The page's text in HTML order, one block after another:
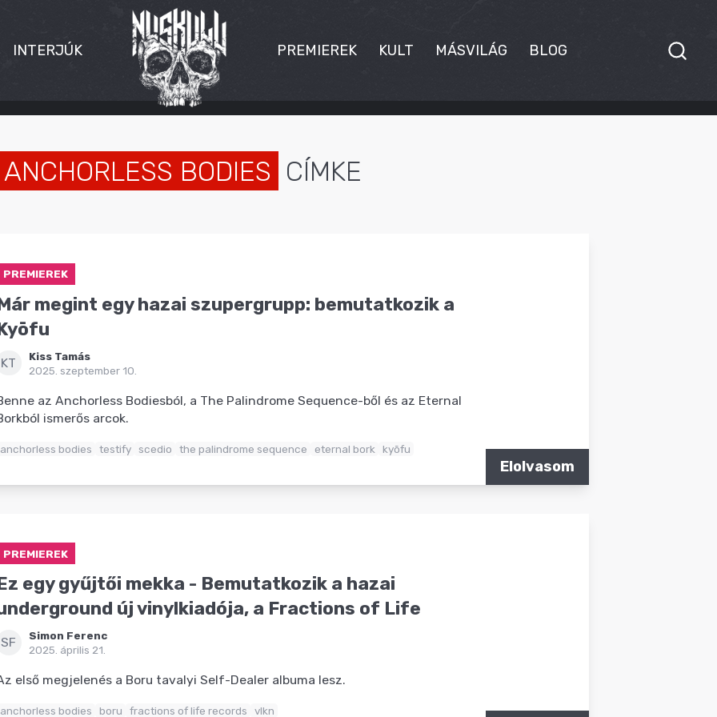
INTERJÚK PREMIEREK KULT MÁSVILÁG BLOG
ANCHORLESS BODIES CÍMKE
PREMIEREK
megint egy hazai szupergrupp: bemutatkozik a
KT
Kiss Tamás
2025. szeptember 10.
az Anchorless Bodiesból, a The Palindrome Sequence-ből és az Eternal
ismerős arcok.
anchorless bodies testify scedio the palindrome sequence eternal bork kyōfu
Elolvasom
PREMIEREK
egy gyűjtői mekka - Bemutatkozik a hazai
új vinylkiadója, a Fractions of Life
SF
Simon Ferenc
2025. április 21.
első megjelenés a Boru tavalyi Self-Dealer albuma lesz.
anchorless bodies boru fractions of life records vlkn